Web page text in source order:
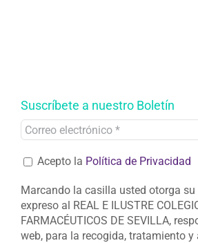
Suscríbete a nuestro Boletín
Acepto la Política de Privacidad
Marcando la casilla usted otorga
expreso al REAL E ILUSTRE
FARMACÉUTICOS DE SEVILLA,
web, para la recogida, tratamiento